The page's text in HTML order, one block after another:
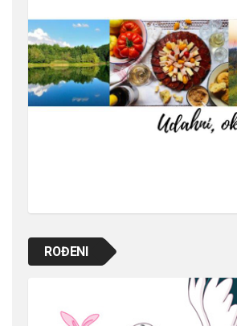
ROĐENI